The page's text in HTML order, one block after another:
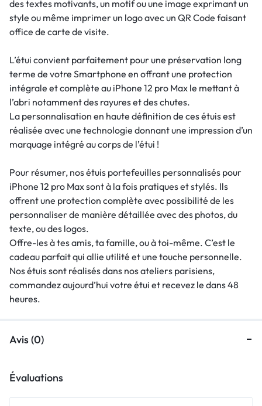
des textes motivants, un motif ou une image exprimant un
style ou même imprimer un logo avec un QR Code faisant
office de carte de visite.
L’étui convient parfaitement pour une préservation long
terme de votre Smartphone en offrant une protection
intégrale et complète au iPhone 12 pro Max le mettant à
l’abri notamment des rayures et des chutes.
La personnalisation en haute définition de ces étuis est
réalisée avec une technologie donnant une impression d’un
marquage intégré au corps de l’étui !
Pour résumer, nos étuis portefeuilles personnalisés pour
iPhone 12 pro Max sont à la fois pratiques et stylés. Ils
offrent une protection complète avec possibilité de les
personnaliser de manière détaillée avec des photos, du
texte, ou des logos.
Offre-les à tes amis, ta famille, ou à toi-même. C’est le
cadeau parfait qui allie utilité et une touche personnelle.
Nos étuis sont réalisés dans nos ateliers parisiens,
commandez aujourd’hui votre étui et recevez le dans 48
heures.
Avis (0)
Évaluations